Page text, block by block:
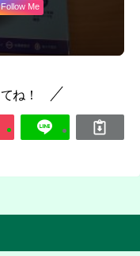
Follow Me
ね！